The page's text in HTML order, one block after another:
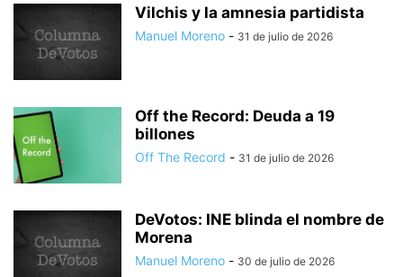
Vilchis y la amnesia partidista
Manuel Moreno - 31 de julio de 2026
Off the Record: Deuda a 19
billones
Off The Record - 31 de julio de 2026
DeVotos: INE blinda el nombre de
Morena
Manuel Moreno - 30 de julio de 2026